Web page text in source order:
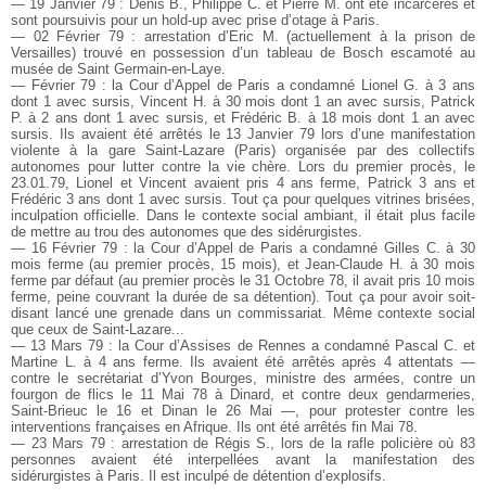
— 19 Janvier 79 : Denis B., Philippe C. et Pierre M. ont été incarcérés et
sont poursuivis pour un hold-up avec prise d’otage à Paris.
— 02 Février 79 : arrestation d’Eric M. (actuellement à la prison de
Versailles) trouvé en possession d’un tableau de Bosch escamoté au
musée de Saint Germain-en-Laye.
— Février 79 : la Cour d’Appel de Paris a condamné Lionel G. à 3 ans
dont 1 avec sursis, Vincent H. à 30 mois dont 1 an avec sursis, Patrick
P. à 2 ans dont 1 avec sursis, et Frédéric B. à 18 mois dont 1 an avec
sursis. Ils avaient été arrêtés le 13 Janvier 79 lors d’une manifestation
violente à la gare Saint-Lazare (Paris) organisée par des collectifs
autonomes pour lutter contre la vie chère. Lors du premier procès, le
23.01.79, Lionel et Vincent avaient pris 4 ans ferme, Patrick 3 ans et
Frédéric 3 ans dont 1 avec sursis. Tout ça pour quelques vitrines brisées,
inculpation officielle. Dans le contexte social ambiant, il était plus facile
de mettre au trou des autonomes que des sidérurgistes.
— 16 Février 79 : la Cour d’Appel de Paris a condamné Gilles C. à 30
mois ferme (au premier procès, 15 mois), et Jean-Claude H. à 30 mois
ferme par défaut (au premier procès le 31 Octobre 78, il avait pris 10 mois
ferme, peine couvrant la durée de sa détention). Tout ça pour avoir soit-
disant lancé une grenade dans un commissariat. Même contexte social
que ceux de Saint-Lazare...
— 13 Mars 79 : la Cour d’Assises de Rennes a condamné Pascal C. et
Martine L. à 4 ans ferme. Ils avaient été arrêtés après 4 attentats —
contre le secrétariat d’Yvon Bourges, ministre des armées, contre un
fourgon de flics le 11 Mai 78 à Dinard, et contre deux gendarmeries,
Saint-Brieuc le 16 et Dinan le 26 Mai —, pour protester contre les
interventions françaises en Afrique. Ils ont été arrêtés fin Mai 78.
— 23 Mars 79 : arrestation de Régis S., lors de la rafle policière où 83
personnes avaient été interpellées avant la manifestation des
sidérurgistes à Paris. Il est inculpé de détention d’explosifs.